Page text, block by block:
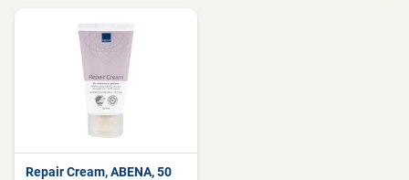
Repair Cream, ABENA, 50